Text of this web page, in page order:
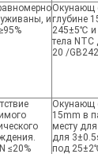
и
Окунающ
глубине
245±5℃ и
тела NTC
20 /
≤20%
Окунающ
15mm в
месту
для
под